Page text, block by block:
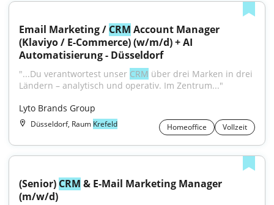
Email Marketing / CRM Account Manager
(Klaviyo / E-Commerce) (w/m/d) + AI
Automatisierung - Düsseldorf
"...Du verantwortest unser CRM über drei Marken in drei
Ländern – analytisch und operativ. Im Zentrum..."
Lyto Brands Group
Düsseldorf, Raum Krefeld Homeoffice Vollzeit
(Senior) CRM & E-Mail Marketing Manager
(m/w/d)